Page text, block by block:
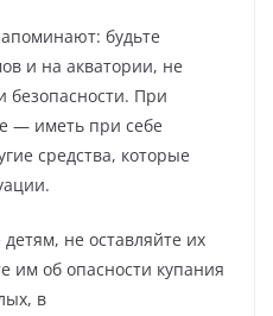
будьте
и на акватории, не
безопасности. При
— иметь при себе
средства, которые
не оставляйте их
им об опасности купания
в